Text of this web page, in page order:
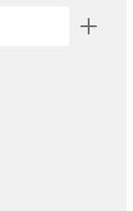
Wert ein